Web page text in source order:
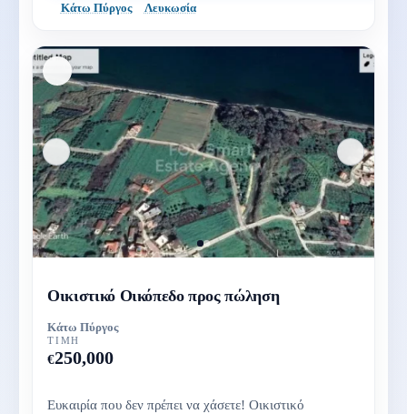
Κάτω Πύργος Λευκωσία
Οικιστικό Οικόπεδο προς πώληση
Κάτω Πύργος
ΤΙΜΉ
€250,000
Ευκαιρία που δεν πρέπει να χάσετε! Οικιστικό